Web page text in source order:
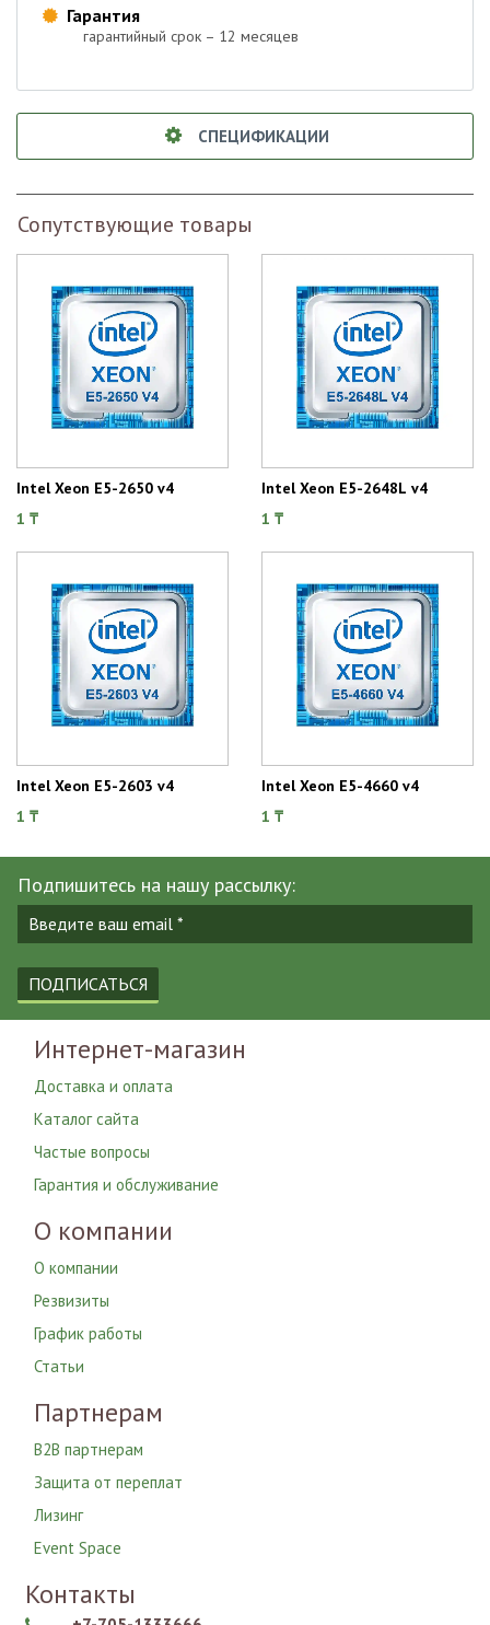
 Гарантия
гарантийный срок – 12 месяцев
СПЕЦИФИКАЦИИ
Сопутствующие товары
Intel Xeon E5-2650 v4
1 ₸
Intel Xeon E5-2648L v4
1 ₸
Intel Xeon E5-2603 v4
1 ₸
Intel Xeon E5-4660 v4
1 ₸
Подпишитесь на нашу рассылку:
ПОДПИСАТЬСЯ
Интернет-магазин
Доставка и оплата
Каталог сайта
Частые вопросы
Гарантия и обслуживание
О компании
О компании
Резвизиты
График работы
Статьи
Партнерам
B2B партнерам
Защита от переплат
Лизинг
Event Space
Контакты